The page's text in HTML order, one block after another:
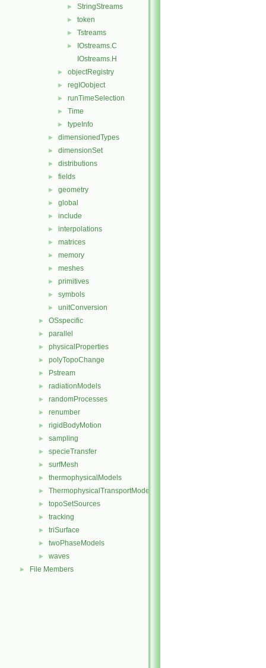
► StringStreams
► token
► Tstreams
►
IOstreams.C
IOstreams.H
► objectRegistry
► regIOobject
► runTimeSelection
► Time
► typeInfo
► dimensionedTypes
► dimensionSet
► distributions
► fields
► geometry
► global
► include
► interpolations
► matrices
► memory
► meshes
► primitives
► symbols
► unitConversion
► OSspecific
► parallel
► physicalProperties
► polyTopoChange
► Pstream
► radiationModels
► randomProcesses
► renumber
► rigidBodyMotion
► sampling
► specieTransfer
► surfMesh
► thermophysicalModels
► ThermophysicalTransportModels
► topoSetSources
► tracking
► triSurface
► twoPhaseModels
► waves
► File Members